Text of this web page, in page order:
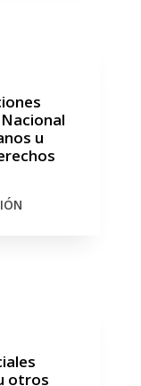
u
otros